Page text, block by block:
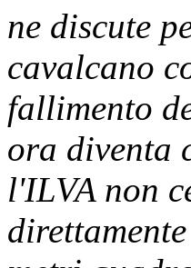
ne discute
cavalcano
fallimento
ora diventa
l'ILVA non